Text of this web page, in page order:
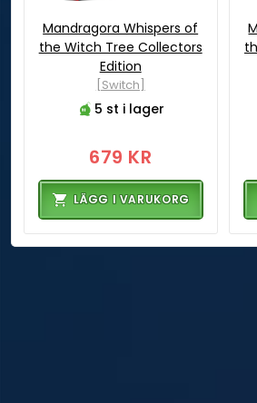
Mandragora Whispers of
the Witch Tree Collectors
Edition
[Switch]
5 st i lager
679 KR
LÄGG I VARUKORG